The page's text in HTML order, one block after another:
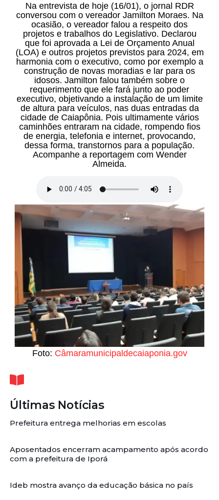
Na entrevista de hoje (16/01), o jornal RDR
conversou com o vereador Jamilton Moraes. Na
ocasião, o vereador falou a respeito dos
projetos e trabalhos do Legislativo. Declarou
que foi aprovada a Lei de Orçamento Anual
(LOA) e outros projetos previstos para 2024, em
harmonia com o executivo, como por exemplo a
construção de novas moradias e lar para os
idosos. Jamilton falou também sobre o
requerimento que ele fará junto ao poder
executivo, objetivando a instalação de um limite
de altura para veículos, nas duas entradas da
cidade de Caiapônia. Pois ultimamente vários
caminhões entraram na cidade, rompendo fios
de energia, telefonia e internet, provocando,
dessa forma, transtornos para a população.
Acompanhe a reportagem com Wender
Almeida.
Foto: Câmaramunicipaldecaiaponia.gov
Últimas Notícias
Prefeitura entrega melhorias em escolas
Aposentados encerram acampamento após acordo
com a prefeitura de Iporá
Ideb mostra avanço da educação básica no país